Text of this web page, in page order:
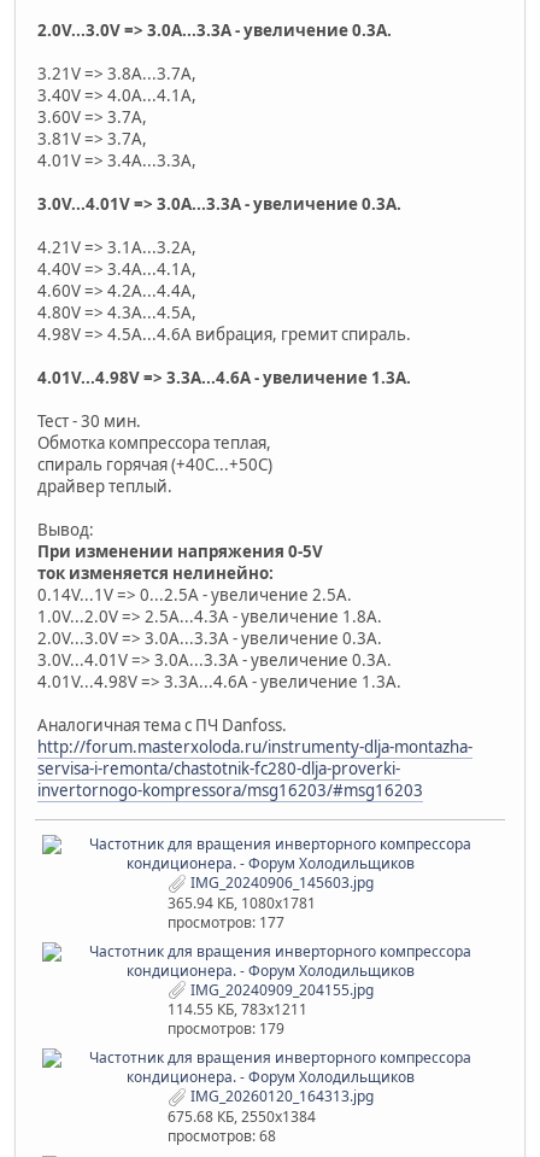
2.0V...3.0V => 3.0A...3.3А - увеличение 0.3А.
3.21V => 3.8A...3.7А,
3.40V => 4.0A...4.1А,
3.60V => 3.7А,
3.81V => 3.7А,
4.01V => 3.4А...3.3А,
3.0V...4.01V => 3.0A...3.3А - увеличение 0.3А.
4.21V => 3.1А...3.2А,
4.40V => 3.4А...4.1А,
4.60V => 4.2А...4.4А,
4.80V => 4.3А...4.5А,
4.98V => 4.5А...4.6А вибрация, гремит спираль.
4.01V...4.98V => 3.3A...4.6А - увеличение 1.3А.
Тест - 30 мин.
Обмотка компрессора теплая,
спираль горячая (+40С...+50С)
драйвер теплый.
Вывод:
При изменении напряжения 0-5V
ток изменяется нелинейно:
0.14V...1V => 0...2.5A - увеличение 2.5А.
1.0V...2.0V => 2.5A...4.3А - увеличение 1.8А.
2.0V...3.0V => 3.0A...3.3А - увеличение 0.3А.
3.0V...4.01V => 3.0A...3.3А - увеличение 0.3А.
4.01V...4.98V => 3.3A...4.6А - увеличение 1.3А.
Аналогичная тема с ПЧ Danfoss.
http://forum.masterxoloda.ru/instrumenty-dlja-montazha-
servisa-i-remonta/chastotnik-fc280-dlja-proverki-
invertornogo-kompressora/msg16203/#msg16203
IMG_20240906_145603.jpg
365.94 КБ, 1080x1781
просмотров: 177
IMG_20240909_204155.jpg
114.55 КБ, 783x1211
просмотров: 179
IMG_20260120_164313.jpg
675.68 КБ, 2550x1384
просмотров: 68